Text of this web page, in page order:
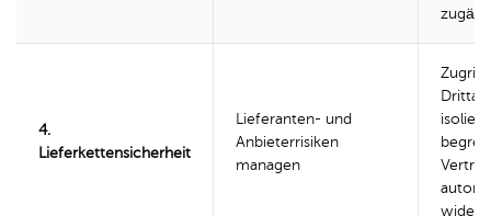
4.
Lieferkettensicherheit
Lieferanten- und
Anbieterrisiken
managen
Zugriff